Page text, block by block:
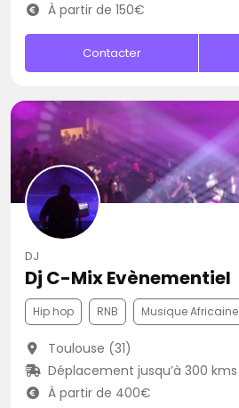
À partir de 150€
Contacter
DJ
Dj C-Mix Evènementiel
Hip hop RNB Musique Africaine
Toulouse (31)
Déplacement jusqu’à 300 kms
À partir de 400€